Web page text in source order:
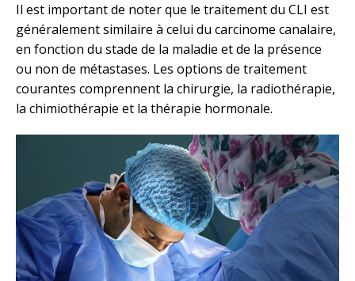
Il est important de noter que le traitement du CLI est
généralement similaire à celui du carcinome canalaire,
en fonction du stade de la maladie et de la présence
ou non de métastases. Les options de traitement
courantes comprennent la chirurgie, la radiothérapie,
la chimiothérapie et la thérapie hormonale.